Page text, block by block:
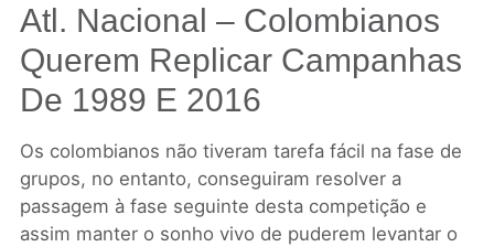
Atl. Nacional – Colombianos
Querem Replicar Campanhas
De 1989 E 2016
Os colombianos não tiveram tarefa fácil na fase de
grupos, no entanto, conseguiram resolver a
passagem à fase seguinte desta competição e
assim manter o sonho vivo de puderem levantar o